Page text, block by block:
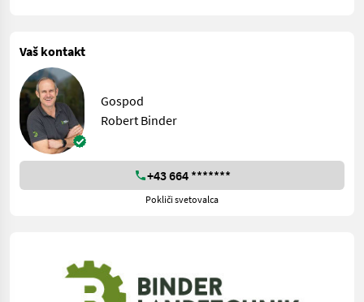
Vaš kontakt
Gospod
Robert Binder
+43 664 *******
Pokliči svetovalca